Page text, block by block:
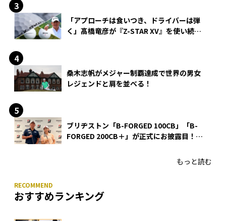
「アプローチは食いつき、ドライバーは弾
く」髙橋竜彦が『Z-STAR XV』を使い続け
桑木志帆がメジャー制覇達成で世界の男女
レジェンドと肩を並べる！
ブリヂストン「B-FORGED 100CB」「B-
FORGED 200CB＋」が正式にお披露目！
もっと読む
おすすめランキング